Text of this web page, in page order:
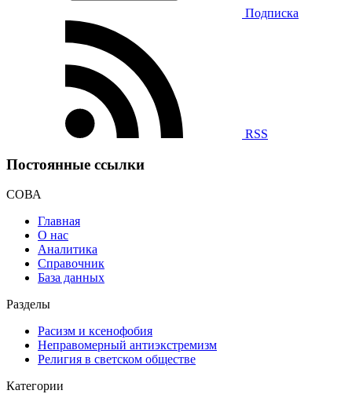
Подписка
RSS
Постоянные ссылки
СОВА
Главная
О нас
Аналитика
Справочник
База данных
Разделы
Расизм и ксенофобия
Неправомерный антиэкстремизм
Религия в светском обществе
Категории